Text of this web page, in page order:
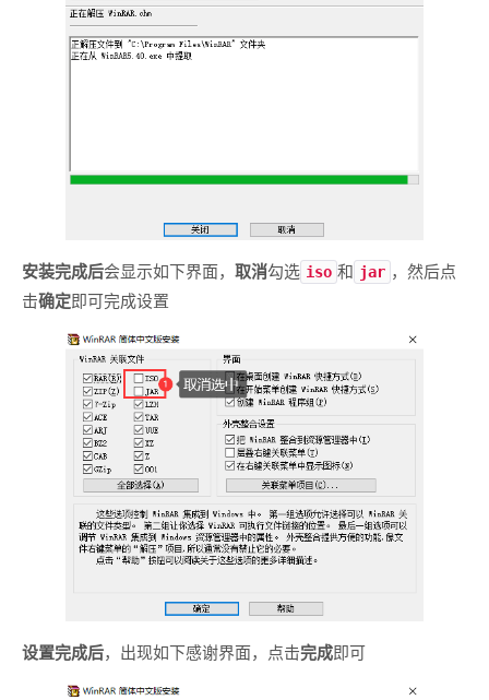
安装完成后会显示如下界面， 取消勾选 iso 和 jar ，然后点
击确定即可完成设置
设置完成后，出现如下感谢界面，点击完成即可